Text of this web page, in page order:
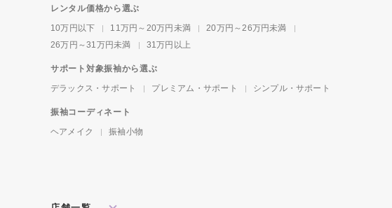
レンタル価格から選ぶ
10万円以下
11万円～20万円未満
20万円～26万円未満
26万円～31万円未満
31万円以上
サポート対象振袖から選ぶ
デラックス・サポート
プレミアム・サポート シンプル・サポート
振袖コーディネート
ヘアメイク
振袖小物